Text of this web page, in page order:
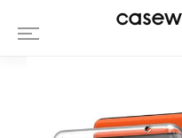
Coque Google